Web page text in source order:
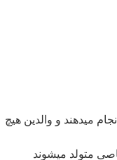
میدهند و والدین هیچ